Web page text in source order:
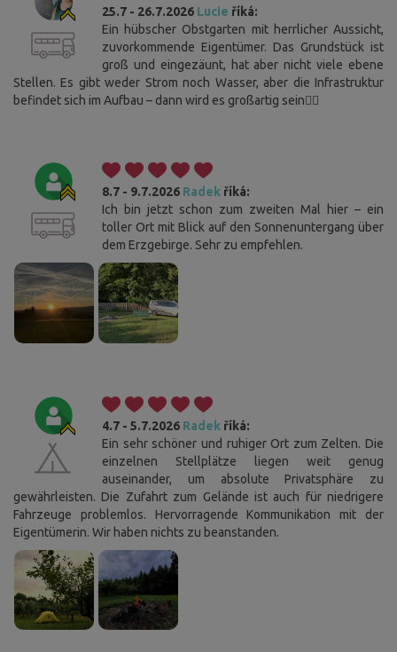
25.7 - 26.7.2026 Lucie říká:
Ein hübscher Obstgarten mit herrlicher Aussicht,
zuvorkommende Eigentümer. Das Grundstück ist
groß und eingezäunt, hat aber nicht viele ebene
Stellen. Es gibt weder Strom noch Wasser, aber die Infrastruktur
befindet sich im Aufbau – dann wird es großartig sein👌🏻
8.7 - 9.7.2026 Radek říká:
Ich bin jetzt schon zum zweiten Mal hier – ein
toller Ort mit Blick auf den Sonnenuntergang über
dem Erzgebirge. Sehr zu empfehlen.
4.7 - 5.7.2026 Radek říká:
Ein sehr schöner und ruhiger Ort zum Zelten. Die
einzelnen Stellplätze liegen weit genug
auseinander, um absolute Privatsphäre zu
gewährleisten. Die Zufahrt zum Gelände ist auch für niedrigere
Fahrzeuge problemlos. Hervorragende Kommunikation mit der
Eigentümerin. Wir haben nichts zu beanstanden.